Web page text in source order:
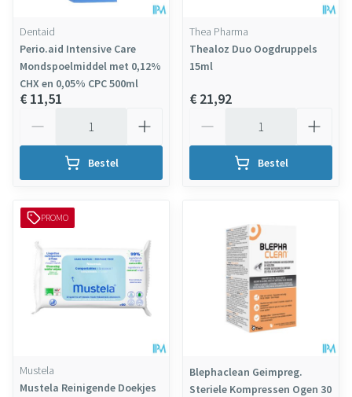
Dentaid
Perio.aid Intensive Care
Mondspoelmiddel met 0,12%
CHX en 0,05% CPC 500ml
€ 11,51
Bestel
Thea Pharma
Thealoz Duo Oogdruppels
15ml
€ 21,92
Bestel
PROMO
Mustela
Mustela Reinigende Doekjes
Blephaclean Geimpreg.
Steriele Kompressen Ogen 30